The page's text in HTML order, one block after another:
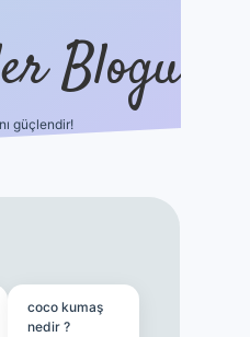
Blogu
güçlendir!
coco kumaş
nedir ?
ilbet bahis sitesi